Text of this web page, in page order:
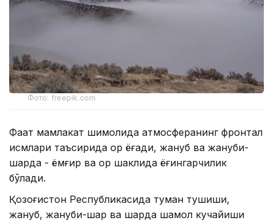
Фото: freepik.com
Фақат мамлакат шимолида атмосферанинг фронтал
қисмлари таъсирида қор ёғади, жануб ва жануби-
шарқда - ёмғир ва қор шаклида ёғингарчилик
бўлади.
Қозоғистон Республикасида туман тушиши,
жануб, жануби-шарқ ва шарқда шамол кучайиши